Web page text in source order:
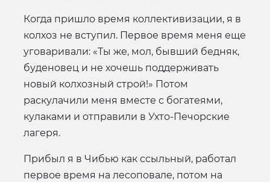
Когда пришло время коллективизации, я в
колхоз не вступил. Первое время меня еще
уговаривали: «Ты же, мол, бывший бедняк,
буденовец и не хочешь поддерживать
новый колхозный строй!» Потом
раскулачили меня вместе с богатеями,
кулаками и отправили в Ухто-Печорские
лагеря.
Прибыл я в Чибью как ссыльный, работал
первое время на лесоповале, потом на